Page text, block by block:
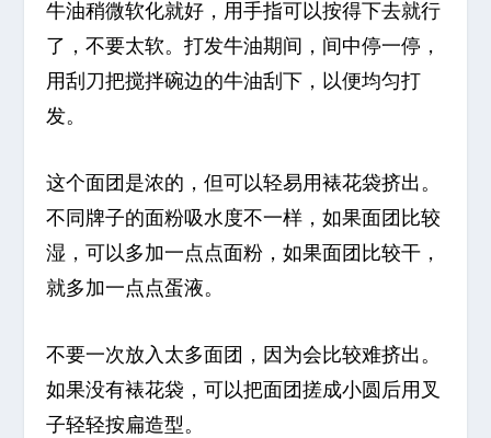
牛油稍微软化就好，用手指可以按得下去就行
了，不要太软。打发牛油期间，间中停一停，
用刮刀把搅拌碗边的牛油刮下，以便均匀打
发。
这个面团是浓的，但可以轻易用裱花袋挤出。
不同牌子的面粉吸水度不一样，如果面团比较
湿，可以多加一点点面粉，如果面团比较干，
就多加一点点蛋液。
不要一次放入太多面团，因为会比较难挤出。
如果没有裱花袋，可以把面团搓成小圆后用叉
子轻轻按扁造型。